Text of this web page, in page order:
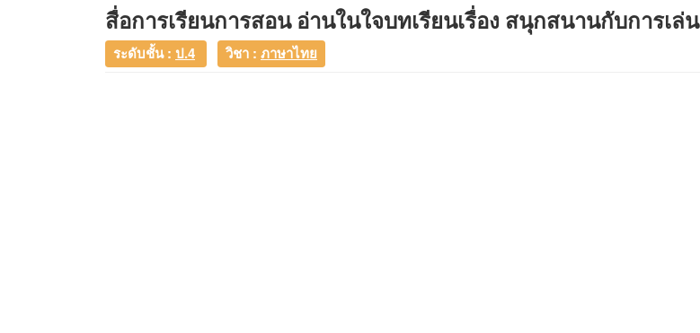
สื่อการเรียนการสอน อ่านในใจบทเรียนเรื่อง สนุกสนานกับการเล่น
ระดับชั้น : ป.4 วิชา : ภาษาไทย